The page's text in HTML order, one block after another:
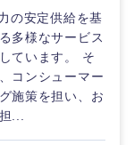
の安定供給を基
多様なサービス
ています。 そ
コンシューマー
施策を担い、お
...